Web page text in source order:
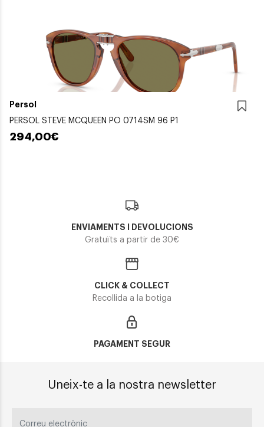
Persol
PERSOL STEVE MCQUEEN PO 0714SM 96 P1
294,00€
ENVIAMENTS I DEVOLUCIONS
Gratuïts a partir de 30€
CLICK & COLLECT
Recollida a la botiga
PAGAMENT SEGUR
Uneix-te a la nostra newsletter